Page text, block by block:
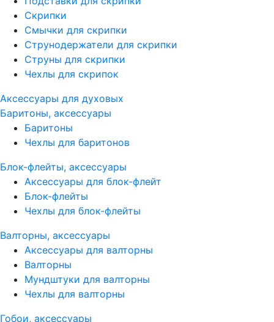
Скрипки
Смычки для скрипки
Струнодержатели для скрипки
Струны для скрипки
Чехлы для скрипок
Аксессуары для духовых
Баритоны, аксессуары
Баритоны
Чехлы для баритонов
Блок-флейты, аксессуары
Аксессуары для блок-флейт
Блок-флейты
Чехлы для блок-флейты
Валторны, аксессуары
Аксессуары для валторны
Валторны
Мундштуки для валторны
Чехлы для валторны
Гобои, аксессуары